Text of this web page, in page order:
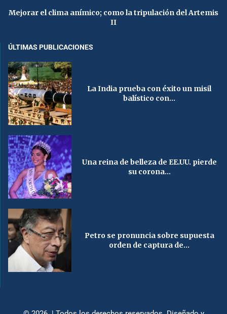
Mejorar el clima anímico; como la tripulación del Artemis
II
ÚLTIMAS PUBLICACIONES
La India prueba con éxito un misil
balístico con...
Una reina de belleza de EE.UU. pierde
su corona...
Petro se pronuncia sobre supuesta
orden de captura de...